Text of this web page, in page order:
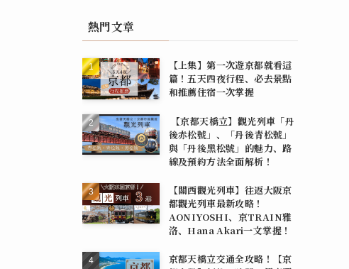
熱門文章
【上集】第一次遊京都就看這
篇！五天四夜行程、必去景點
和推薦住宿一次掌握
【京都天橋立】觀光列車「丹
後赤松號」、「丹後青松號」
與「丹後黑松號」的魅力、路
線及預約方法全面解析！
【關西觀光列車】往返大阪京
都觀光列車最新攻略！
AONIYOSHI、京TRAIN雅
洛、Hana Akari一文掌握！
京都天橋立交通全攻略！【京